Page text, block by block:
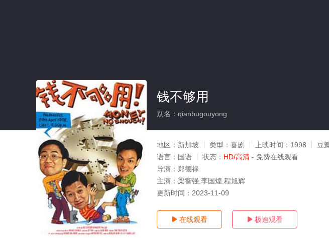
HD
钱不够用
别名：qianbugouyong
地区： 新加坡 类型： 喜剧 上映时间： 1998 豆
语言： 国语 状态： HD/高清 - 免费在线观看
导演： 郑德禄
主演： 梁智强,李国煌,程旭辉
更新时间： 2023-11-09
 在线观看  极速观看